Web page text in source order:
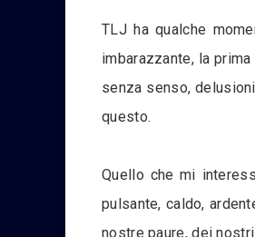
TLJ ha qualche
imbarazzante, la
senza senso,
questo.
Quello che mi
pulsante, caldo,
nostre paure, dei